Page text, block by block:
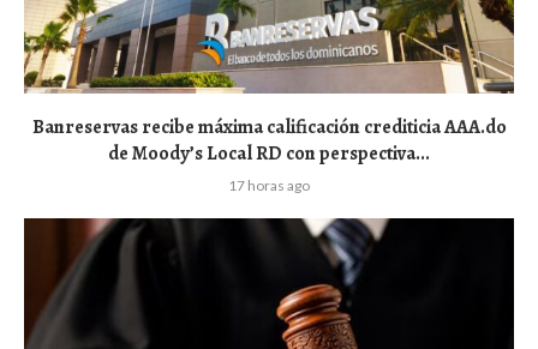
Banreservas recibe máxima calificación crediticia AAA.do
de Moody’s Local RD con perspectiva...
17 horas ago